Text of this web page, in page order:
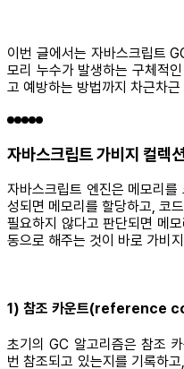
이번 글에서는 자바스크립트
모리 누수가 발생하는 구체적
고 예방하는 방법까지 차근차
자바스크립트 가비지 컬렉
자바스크립트 엔진은 메모리
성되면 메모리를 할당하고, 코
필요하지 않다고 판단되면 메
동으로 해주는 것이 바로 가비
1) 참조 카운트(reference
초기의 GC 알고리즘은 참조
번 참조되고 있는지를 기록하